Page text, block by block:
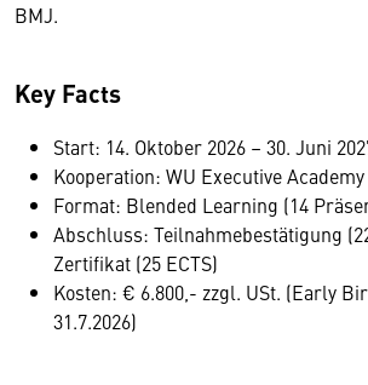
BMJ.
Key Facts
Start: 14. Oktober 2026 – 30. Juni
Kooperation: WU Executive Academy
Format: Blended Learning (14
Abschluss: Teilnahmebestätigung
Zertifikat (25 ECTS)
Kosten: € 6.800,- zzgl. USt. (Early
31.7.2026)